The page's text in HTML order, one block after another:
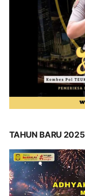
TAHUN BARU 2025